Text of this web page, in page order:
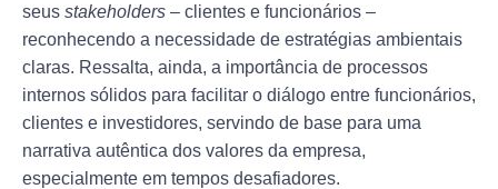
seus stakeholders – clientes e funcionários –
reconhecendo a necessidade de estratégias ambientais
claras. Ressalta, ainda, a importância de processos
internos sólidos para facilitar o diálogo entre funcionários,
clientes e investidores, servindo de base para uma
narrativa autêntica dos valores da empresa,
especialmente em tempos desafiadores.